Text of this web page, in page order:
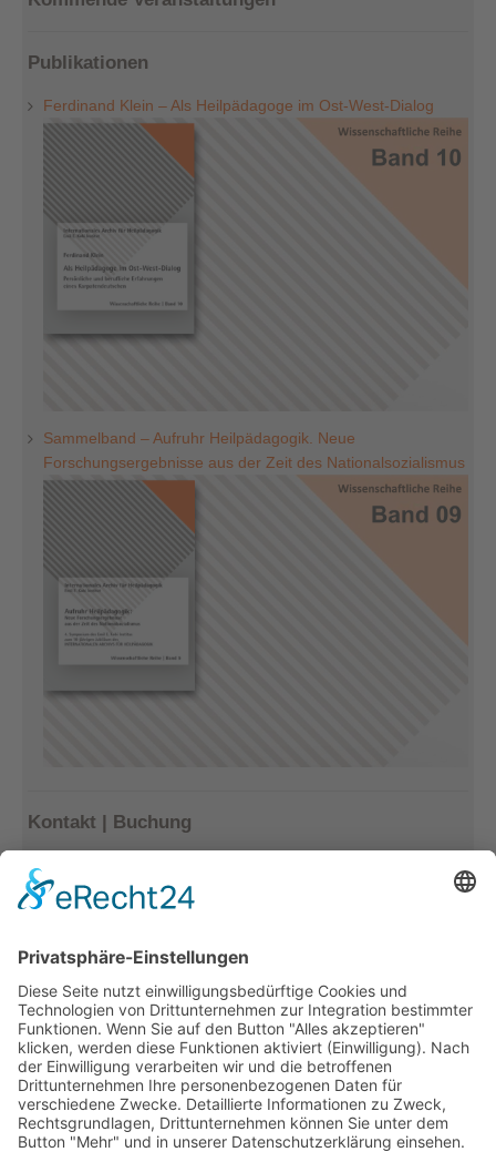
Publikationen
Ferdinand Klein – Als Heilpädagoge im Ost-West-Dialog
Sammelband – Aufruhr Heilpädagogik. Neue
Forschungsergebnisse aus der Zeit des Nationalsozialismus
Kontakt | Buchung
Tel.: 033477–548940
info@archiv-heilpaedagogik.de
Kommende Veranstaltungen
INTERNATIONALES ARCHIV
FÜR HEILPÄDAGOGIK
Emil E. Kobi Institut